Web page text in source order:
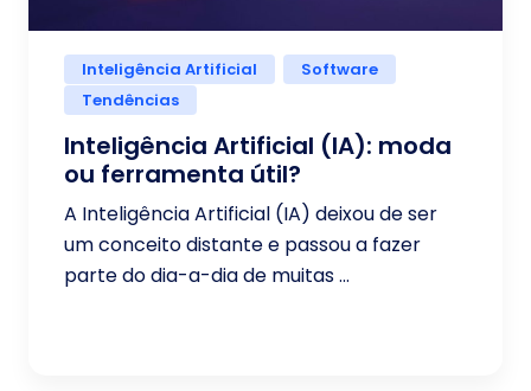
Inteligência Artificial
Software
Tendências
Inteligência Artificial (IA): moda
ou ferramenta útil?
A Inteligência Artificial (IA) deixou de ser
um conceito distante e passou a fazer
parte do dia-a-dia de muitas ...